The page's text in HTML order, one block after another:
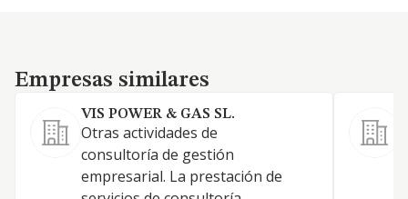
Empresas similares
Empresas similares
VIS POWER & GAS SL.
Otras actividades de
consultoría de gestión
empresarial. La prestación de